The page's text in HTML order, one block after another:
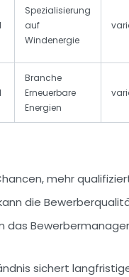
Spezialisierung
auf
Windenergie
Branche
Erneuerbare
Energien
mehr
die
das
sichert